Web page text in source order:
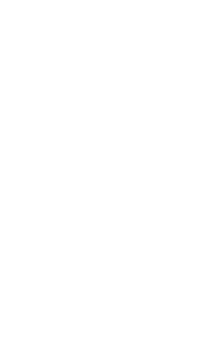
rum som har
att varva ner efter att